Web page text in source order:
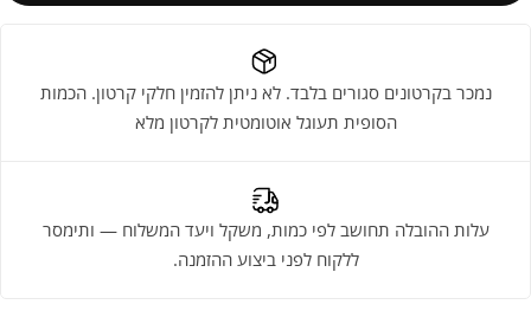
נמכר בקרטונים סגורים בלבד. לא ניתן להזמין חלקי קרטון. הכמות
הסופית תעוגל אוטומטית לקרטון מלא
עלות ההובלה תחושב לפי כמות, משקל ויעד המשלוח — ותימסר
ללקוח לפני ביצוע ההזמנה.